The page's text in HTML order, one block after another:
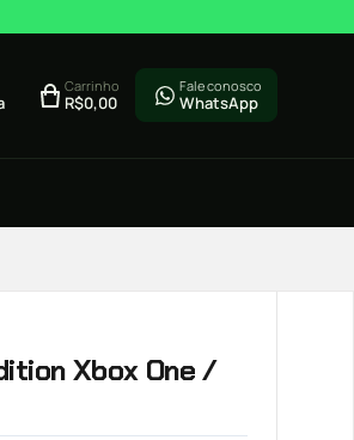
Carrinho
R$0,00
Fale conosco
WhatsApp
Xbox One /